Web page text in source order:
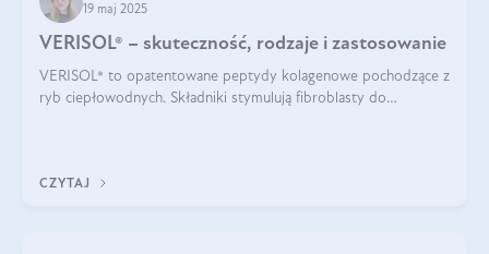
19 maj 2025
VERISOL® – skuteczność, rodzaje i zastosowanie
VERISOL® to opatentowane peptydy kolagenowe pochodzące z
ryb ciepłowodnych. Składniki stymulują fibroblasty do
CZYTAJ